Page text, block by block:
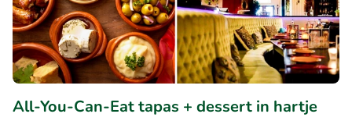
All-You-Can-Eat tapas + dessert in hartje